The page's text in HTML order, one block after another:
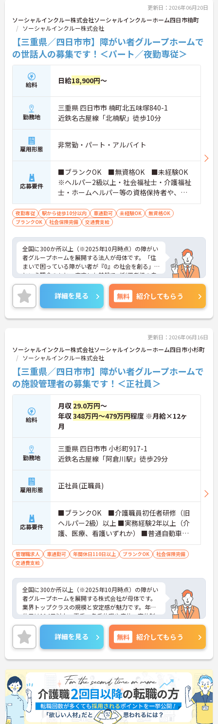
ご興味ある方には面接対策ポイントなど、さらに詳
細をお話しいたしますのでお気軽にご相談くださ
い。
更新日：2026年06月20日
ソーシャルインクルー株式会社ソーシャルインクルーホーム四日市楠町
ソーシャルインクルー株式会社
【三重県／四日市市】障がい者グループホームで
の世話人の募集です！＜パート／夜勤専従＞
給料 日給18,900円～
勤務地
三重県 四日市市 楠町北五味塚840-1
近鉄名古屋線「北楠駅」徒歩10分
雇用形態 非常勤・パート・アルバイト
応募要件
■ブランクOK ■無資格OK ■未経験OK
※ヘルパー2級以上・社会福祉士・介護福祉
士・ホームヘルパー等の資格保持者や、福
祉系業務経験者、障害者支援施設経験者、
生活支援員、障害者支援員、就労支援員、
生活相談員等の経験歓迎
夜勤専従 駅から徒歩10分以内 車通勤可 未経験OK
無資格OK
ブランクOK
社会保険完備 交通費支給
全国に300か所以上（※2025年10月時点）の障がい
者グループホームを展開する法人が母体です。「住
まいで困っている障がい者が『0』の社会を創る」
という理念のもと、安定した基盤でご利用者様の自
立を支援しています。週1日からの勤務が可能で、W
ワークや扶養内での勤務も歓迎しており、ご自身の
ペースで働けます。20代から60代まで幅広い世代が
活躍中で、未経験や無資格の方でも安心してスター
トできるよう、先輩スタッフが丁寧にサポートしま
境です。正社員登用制度や産休・育休制度も整って
いるため、ライフステージに合わせて長く働き続け
られます。介護に挑戦したい方や、空いた時間を有
効活用したい方におすすめです。ご興味のある方は
詳細等をお伝えしますので、お気軽にお問い合わせ
ください。
詳細を見る 無料 紹介してもらう
更新日：2026年06月16日
ソーシャルインクルー株式会社ソーシャルインクルーホーム四日市小杉町
ソーシャルインクルー株式会社
【三重県／四日市市】障がい者グループホームで
の施設管理者の募集です！＜正社員＞
給料
月収 29.0万円～
年収348万円～479万円程度 ※月給×12ヶ
月
勤務地
三重県 四日市市 小杉町917-1
近鉄名古屋線「阿倉川駅」徒歩29分
雇用形態 正社員(正職員)
応募要件
■ブランクOK ■介護職員初任者研修（旧
ヘルパー2級）以上 ■実務経験2年以上（介
護、医療、看護いずれか） ■普通自動車運
転免許(AT限定可) ※管理業務に就かれて
いた方歓迎
管理職求人 車通勤可 年間休日110日以上 ブランクOK
社会保険完備
交通費支給
全国に300か所以上（※2025年10月時点）の障がい
者グループホームを展開する株式会社が母体です。
業界トップクラスの規模と安定感が魅力です。年間
休日は114日以上、夏季・冬季休暇や産休・育休制
度もしっかり整っており、プライベートとの両立も
可能。これまでのご経験を活かし、新しいキャリア
を築きたい方、ぜひご応募ください。20代から60代
まで、幅広い年代の方が活躍できる職場です。ご興
味のある方は詳細等をお伝えしますので、お気軽に
お問い合わせください。
詳細を見る 無料 紹介してもらう